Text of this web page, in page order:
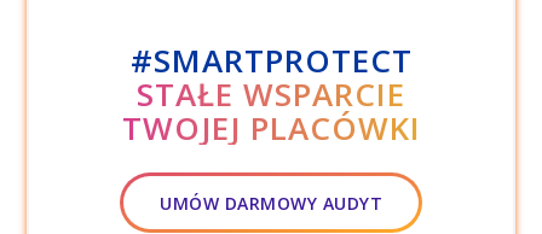
#SMARTPROTECT
STAŁE WSPARCIE
TWOJEJ PLACÓWKI
UMÓW DARMOWY AUDYT